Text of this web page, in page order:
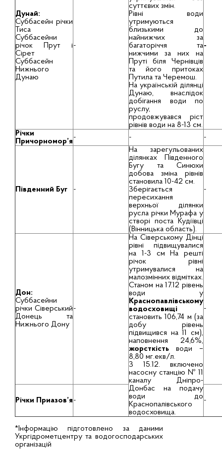
Дунай:
Суббасейн річки
Тиса
Суббасейни
річок Прут і
Сірет
Суббасейн
Нижнього
Дунаю
-
суттєвих змін.
Рівні води
утримуються
близькими до
найнижчих за
багаторіччя та
нижчими за них на
Пруті біля Чернівців
та його притоках
Путила та Черемош.
На українській ділянці
Дунаю, внаслідок
добігання води по
руслу,
продовжувався ріст
рівнів води на 8-13 см.
-
Річки
Причорномор’я- - -
Південний Буг -
На зарегульованих
ділянках Південного
Бугу та Синюхи
добова зміна рівнів
становила 10-42 см.
Зберігається
пересихання
верхньої ділянки
русла річки Мурафа у
створі поста Кудіївці
(Вінницька область).
-
Дон:
Суббасейни
річки Сіверський
Донець та
Нижнього Дону
-
На Сіверському Дінці
рівні підвищувалися
на 1-3 см На решті
річок рівні
утримувалися на
малозмінних відмітках.
Станом на 17.12 рівень
води у
Краснопавлівському
водосховищі
становить 106,74 м (за
добу рівень
підвищився на 11 см),
наповнення 24,6%,
жорсткість води –
8,80 мг.екв/л.
З 15.12. включено
насосну станцію № 11
каналу Дніпро-
Донбас на подачу
води до
Краснопалівського
водосховища.
-
Річки Приазов’я- -
*Інформацію підготовлено за даними
Укргідрометцентру та водогосподарських
організацій